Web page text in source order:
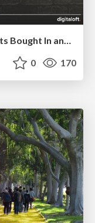
How to Get Subject Matter Experts Bought In and Actively Contributing to SEO & PR Initiatives.
0 170